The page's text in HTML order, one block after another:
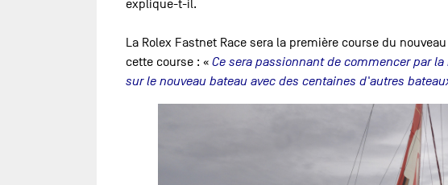
explique-t-il.
La Rolex Fastnet Race sera la première course du
cette course : « Ce sera passionnant de commencer par
sur le nouveau bateau avec des centaines d'autres